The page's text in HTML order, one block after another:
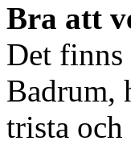
Bra att
Det finns
Badrum,
trista